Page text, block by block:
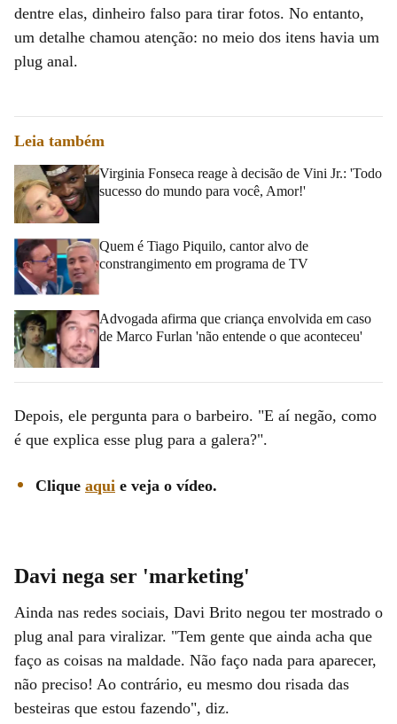
dentre elas, dinheiro falso para tirar fotos. No entanto,
um detalhe chamou atenção: no meio dos itens havia um
plug anal.
Leia também
Virginia Fonseca reage à decisão de Vini Jr.: 'Todo
sucesso do mundo para você, Amor!'
Quem é Tiago Piquilo, cantor alvo de
constrangimento em programa de TV
Advogada afirma que criança envolvida em caso
de Marco Furlan 'não entende o que aconteceu'
Depois, ele pergunta para o barbeiro. "E aí negão, como
é que explica esse plug para a galera?".
Clique aqui e veja o vídeo.
Davi nega ser 'marketing'
Ainda nas redes sociais, Davi Brito negou ter mostrado o
plug anal para viralizar. "Tem gente que ainda acha que
faço as coisas na maldade. Não faço nada para aparecer,
não preciso! Ao contrário, eu mesmo dou risada das
besteiras que estou fazendo", diz.